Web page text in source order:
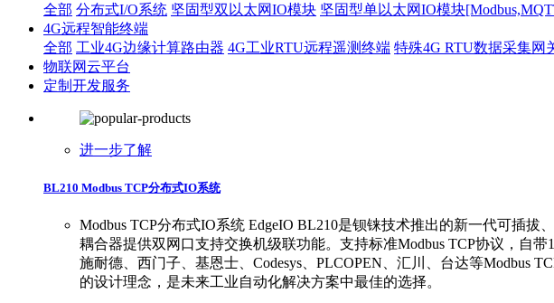
全部 分布式I/O系统 坚固型双以太网IO模块 坚固型单以太网IO模块
4G远程智能终端
全部 工业4G边缘计算路由器 4G工业RTU远程遥测终端 特殊4G RTU数据采集网
物联网云平台
定制开发服务
进一步了解
BL210 Modbus TCP分布式IO系统
Modbus TCP分布式IO系统 EdgeIO BL210是钡铼技术推出的新一代可插
耦合器提供双网口支持交换机级联功能。支持标准Modbus TCP协议，自带
施耐德、西门子、基恩士、Codesys、PLCOPEN、汇川、台达等Modbus
的设计理念，是未来工业自动化解决方案中最佳的选择。